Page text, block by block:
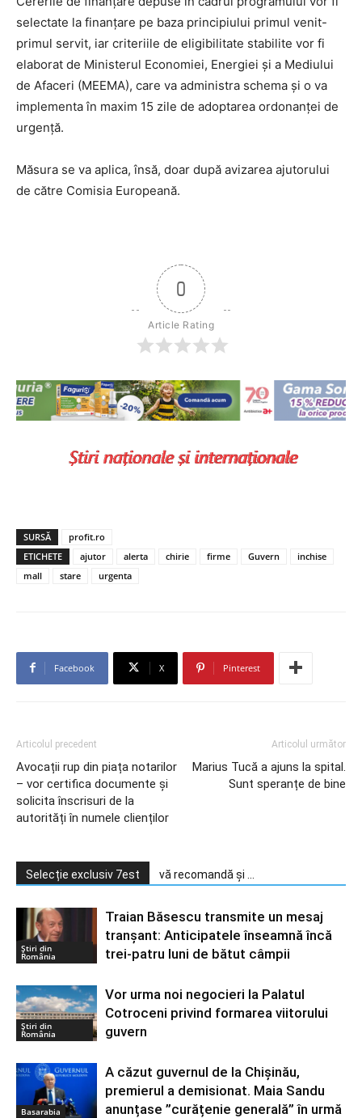
selectate la finanțare pe baza principiului primul venit-
primul servit, iar criteriile de eligibilitate stabilite vor fi
elaborat de Ministerul Economiei, Energiei și a Mediului
de Afaceri (MEEMA), care va administra schema și o va
implementa în maxim 15 zile de adoptarea ordonanței de
urgență.
Măsura se va aplica, însă, doar după avizarea ajutorului
de către Comisia Europeană.
0
Article Rating
SURSĂ
profit.ro
ETICHETE
ajutor alerta chirie firme Guvern
inchise
mall
stare urgenta
Facebook X Pinterest
Articolul precedent
Avocații rup din piața notarilor
– vor certifica documente și
solicita înscrisuri de la
autorități în numele clienților
Articolul următor
Marius Tucă a ajuns la spital.
Sunt speranțe de bine
Selecție exclusiv 7est vă recomandă și ...
Știri din
România
Traian Băsescu transmite un mesaj
tranșant: Anticipatele înseamnă încă
trei-patru luni de bătut câmpii
Știri din
România
Vor urma noi negocieri la Palatul
Cotroceni privind formarea viitorului
guvern
Basarabia
A căzut guvernul de la Chișinău,
premierul a demisionat. Maia Sandu
anunțase ”curățenie generală” în urmă